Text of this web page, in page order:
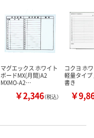
マグエックス ホワイト
ボードMX(月間)A2
MXMO-A2…
￥2,346（税込）
コクヨ ホ
軽量タイ
書き
￥